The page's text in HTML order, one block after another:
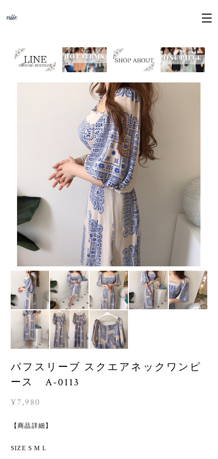
パフスリーブ スクエアネックワンピ
ース A-0113
¥7,980
【商品詳細】
SIZE S M L